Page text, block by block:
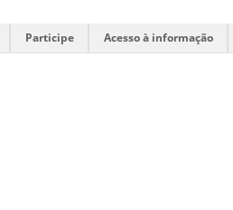
Participe Acesso à informação